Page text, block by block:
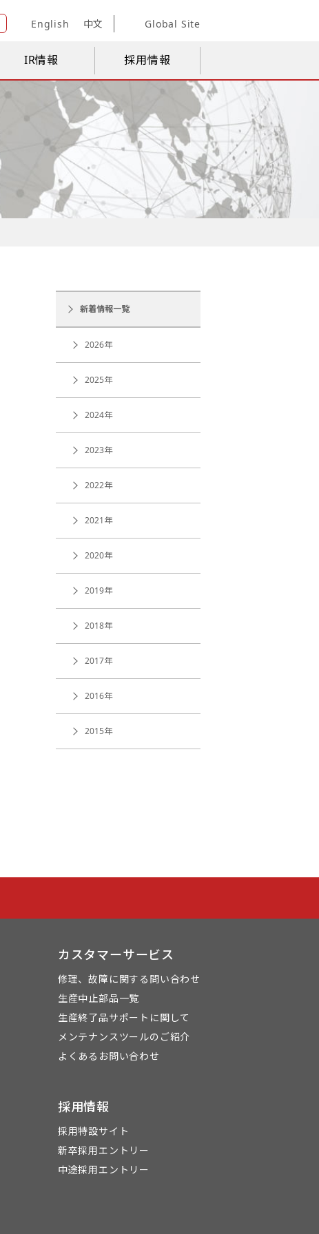
English 中文 Global Site
IR情報 採用情報
新着情報一覧
2026年
2025年
2024年
2023年
2022年
2021年
2020年
2019年
2018年
2017年
2016年
2015年
カスタマーサービス
修理、故障に関する問い合わせ
生産中止部品一覧
生産終了品サポートに関して
メンテナンスツールのご紹介
よくあるお問い合わせ
採用情報
採用特設サイト
新卒採用エントリー
中途採用エントリー